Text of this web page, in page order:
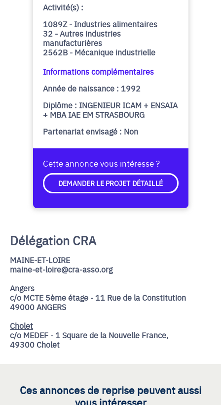
Activité(s) :
1089Z - Industries alimentaires
32 - Autres industries
manufacturières
2562B - Mécanique industrielle
Informations complémentaires
Année de naissance : 1992
Diplôme : INGENIEUR ICAM + ENSAIA
+ MBA IAE EM STRASBOURG
Partenariat envisagé : Non
Cette annonce vous intéresse ?
DEMANDER LE PROJET DÉTAILLÉ
Délégation CRA
MAINE-ET-LOIRE
maine-et-loire@cra-asso.org
Angers
c/o MCTE 5ème étage - 11 Rue de la Constitution
49000 ANGERS
Cholet
c/o MEDEF - 1 Square de la Nouvelle France,
49300 Cholet
Ces annonces de reprise peuvent aussi
vous intéresser